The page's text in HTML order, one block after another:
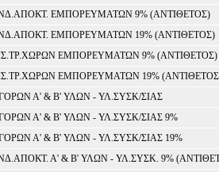
ΕΜΠΟΡΕΥΜΑΤΩΝ 9% (ΑΝΤΙΘΕΤΟΣ)
ΕΜΠΟΡΕΥΜΑΤΩΝ 19% (ΑΝΤΙΘΕΤΟΣ)
ΕΜΠΟΡΕΥΜΑΤΩΝ 9% (ΑΝΤΙΘΕΤΟΣ)
ΕΜΠΟΡΕΥΜΑΤΩΝ 19%
Α' & Β' ΥΛΩΝ - ΥΛ.ΣΥΣΚ/ΣΙΑΣ
Α' & Β' ΥΛΩΝ - ΥΛ.ΣΥΣΚ/ΣΙΑΣ 9%
Α' & Β' ΥΛΩΝ - ΥΛ.ΣΥΣΚ/ΣΙΑΣ 19%
Α' & Β' ΥΛΩΝ - ΥΛ.ΣΥΣΚ. 9%